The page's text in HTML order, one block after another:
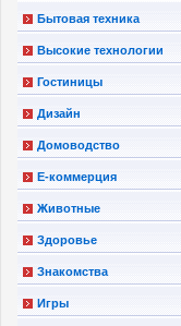
Бытовая техника
Высокие технологии
Гостиницы
Дизайн
Домоводство
Е-коммерция
Животные
Здоровье
Знакомства
Игры